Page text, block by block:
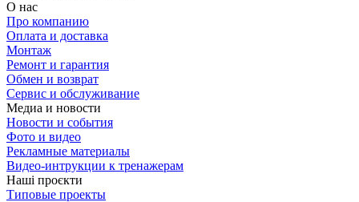
О нас
Про компанию
Оплата и доставка
Монтаж
Ремонт и гарантия
Обмен и возврат
Сервис и обслуживание
Медиа и новости
Новости и события
Фото и видео
Рекламные материалы
Видео-интрукции к тренажерам
Наші проєкти
Типовые проекты